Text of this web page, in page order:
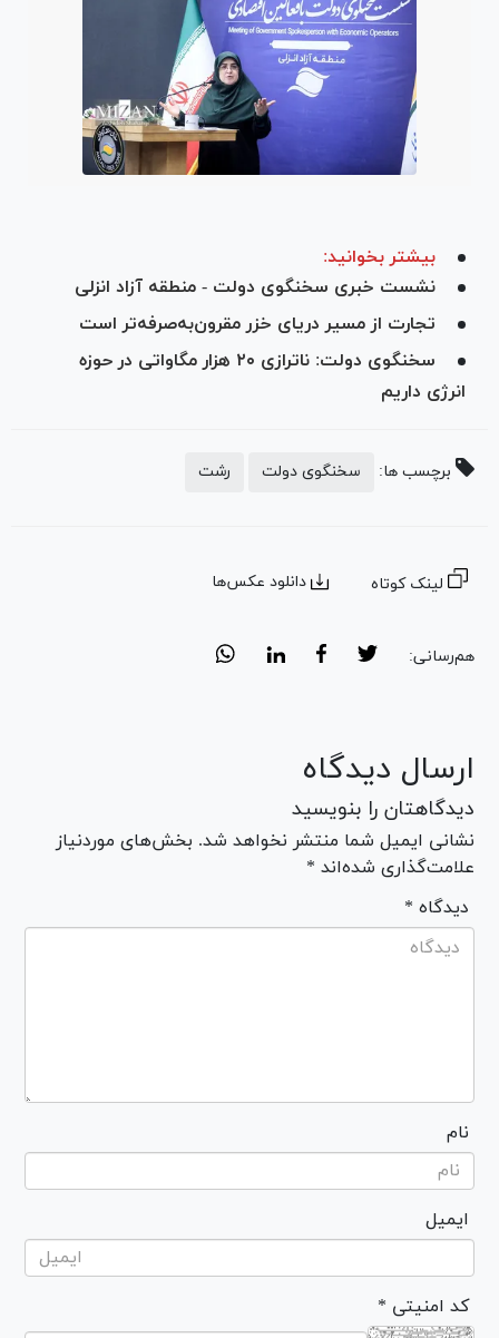
بیشتر بخوانید:
نشست خبری سخنگوی دولت - منطقه آزاد انزلی
تجارت از مسیر دریای خزر مقرون‌به‌صرفه‌تر است
سخنگوی دولت: ناترازی ۲۰ هزار مگاواتی در حوزه
انرژی داریم
برچسب ها: سخنگوی دولت رشت
لینک کوتاه دانلود عکس‌ها
هم‌رسانی:
ارسال دیدگاه
دیدگاهتان را بنویسید
نشانی ایمیل شما منتشر نخواهد شد. بخش‌های موردنیاز
علامت‌گذاری شده‌اند *
* دیدگاه
نام
ایمیل
* کد امنیتی